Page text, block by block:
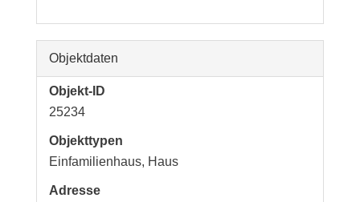
Objektdaten
Objekt-ID
25234
Objekttypen
Einfamilienhaus, Haus
Adresse